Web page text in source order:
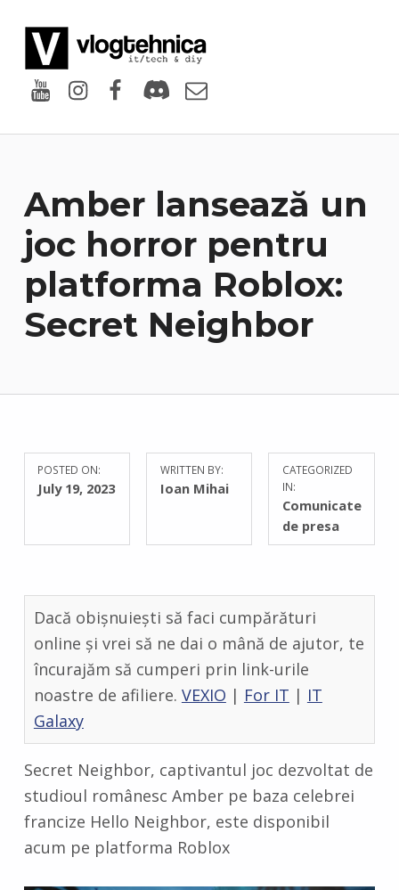
YoutubeInstagram
Facebook
DiscordEmail
Amber lansează un
joc horror pentru
platforma Roblox:
Secret Neighbor
POSTED ON:
July 19, 2023
WRITTEN BY:
Ioan Mihai
C
O
T
S
CATEGORIZED
IN:
Comunicate
de presa
Dacă obișnuiești să faci cumpărături
online și vrei să ne dai o mână de ajutor, te
încurajăm să cumperi prin link-urile
noastre de afiliere. VEXIO | For IT | IT
Galaxy
Secret Neighbor, captivantul joc dezvoltat de
studioul românesc Amber pe baza celebrei
francize Hello Neighbor, este disponibil
acum pe platforma Roblox